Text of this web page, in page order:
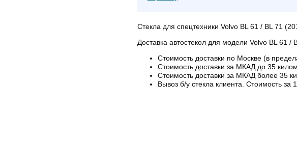
Стекла для спецтехники Volvo BL 61 / BL 71
Доставка автостекол для модели Volvo BL 61
Стоимость доставки по Москве (в
Стоимость доставки за МКАД до 35
Стоимость доставки за МКАД более 35
Вывоз б/у стекла клиента. Стоимость за